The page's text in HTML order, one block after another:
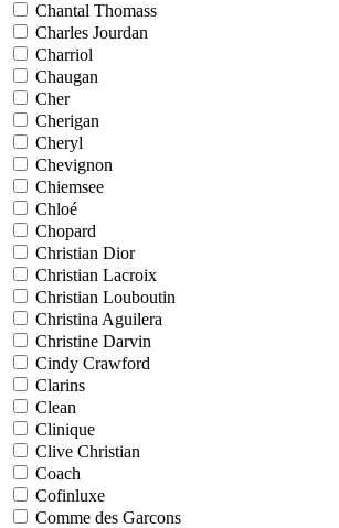
Chantal Thomass
Charles Jourdan
Charriol
Chaugan
Cher
Cherigan
Cheryl
Chevignon
Chiemsee
Chloé
Chopard
Christian Dior
Christian Lacroix
Christian Louboutin
Christina Aguilera
Christine Darvin
Cindy Crawford
Clarins
Clean
Clinique
Clive Christian
Coach
Cofinluxe
Comme des Garcons